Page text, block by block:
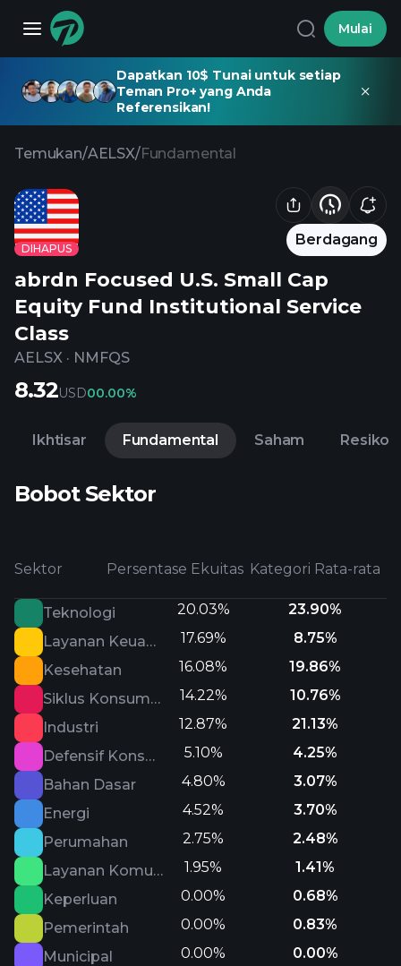
Mulai
Dapatkan 10$ Tunai untuk setiap
Teman Pro+ yang Anda
Referensikan!
Temukan/AELSX/Fundamental
DIHAPUS
Berdagang
abrdn Focused U.S. Small Cap
Equity Fund Institutional Service
Class
AELSX · NMFQS
8.32USD00.00%
Ikhtisar Fundamental Saham Resiko
Bobot Sektor
Sektor Persentase Ekuitas Kategori Rata-rata
Teknologi 20.03%
23.90%
Layanan Keuangan
17.69%
8.75%
Kesehatan
16.08%
19.86%
Siklus Konsumen
14.22%
10.76%
Industri
12.87%
21.13%
Defensif Konsumen
5.10%
4.25%
Bahan Dasar
4.80%
3.07%
Energi
4.52%
3.70%
Perumahan
2.75%
2.48%
Layanan Komunikasi
1.95%
1.41%
Keperluan
0.00%
0.68%
Pemerintah
0.00%
0.83%
Municipal
0.00%
0.00%